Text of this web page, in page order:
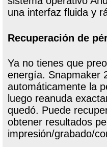
una interfaz fluida y
Recuperación de
Ya no tienes que
energía. Snapmaker
automáticamente la
luego reanuda
quedó. Puede
obtener resultados
impresión/grabado/